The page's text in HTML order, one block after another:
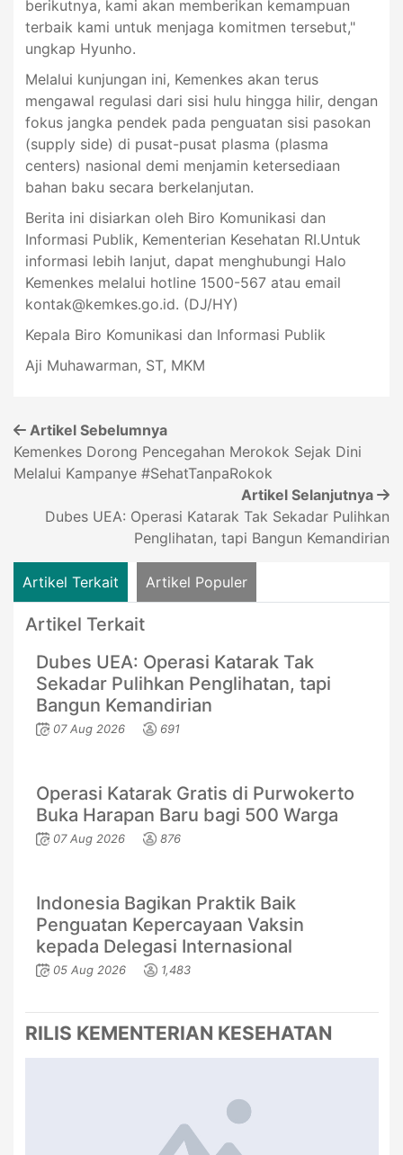
berikutnya, kami akan memberikan kemampuan
terbaik kami untuk menjaga komitmen tersebut,"
ungkap Hyunho.
Melalui kunjungan ini, Kemenkes akan terus
mengawal regulasi dari sisi hulu hingga hilir, dengan
fokus jangka pendek pada penguatan sisi pasokan
(supply side) di pusat-pusat plasma (plasma
centers) nasional demi menjamin ketersediaan
bahan baku secara berkelanjutan.
Berita ini disiarkan oleh Biro Komunikasi dan
Informasi Publik, Kementerian Kesehatan RI.Untuk
informasi lebih lanjut, dapat menghubungi Halo
Kemenkes melalui hotline 1500-567 atau email
kontak@kemkes.go.id. (DJ/HY)
Kepala Biro Komunikasi dan Informasi Publik
Aji Muhawarman, ST, MKM
Artikel Sebelumnya
Kemenkes Dorong Pencegahan Merokok Sejak Dini
Melalui Kampanye #SehatTanpaRokok
Artikel Selanjutnya
Dubes UEA: Operasi Katarak Tak Sekadar Pulihkan
Penglihatan, tapi Bangun Kemandirian
Artikel Terkait Artikel Populer
Artikel Terkait
Dubes UEA: Operasi Katarak Tak
Sekadar Pulihkan Penglihatan, tapi
Bangun Kemandirian
07 Aug 2026 691
Operasi Katarak Gratis di Purwokerto
Buka Harapan Baru bagi 500 Warga
07 Aug 2026 876
Indonesia Bagikan Praktik Baik
Penguatan Kepercayaan Vaksin
kepada Delegasi Internasional
05 Aug 2026 1,483
RILIS KEMENTERIAN KESEHATAN